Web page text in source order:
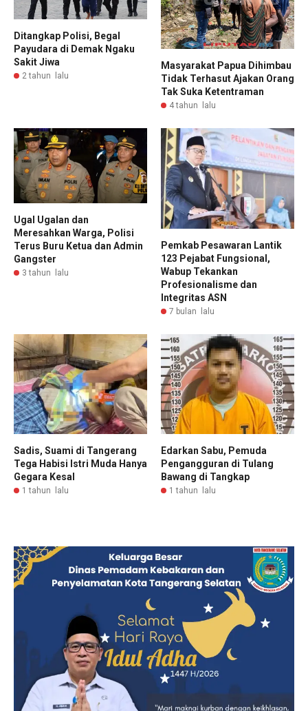
Ditangkap Polisi, Begal
Payudara di Demak Ngaku
Sakit Jiwa
2 tahun lalu
Masyarakat Papua Dihimbau
Tidak Terhasut Ajakan Orang
Tak Suka Ketentraman
4 tahun lalu
Ugal Ugalan dan
Meresahkan Warga, Polisi
Terus Buru Ketua dan Admin
Gangster
3 tahun lalu
Pemkab Pesawaran Lantik
123 Pejabat Fungsional,
Wabup Tekankan
Profesionalisme dan
Integritas ASN
7 bulan lalu
Sadis, Suami di Tangerang
Tega Habisi Istri Muda Hanya
Gegara Kesal
1 tahun lalu
Edarkan Sabu, Pemuda
Pengangguran di Tulang
Bawang di Tangkap
1 tahun lalu